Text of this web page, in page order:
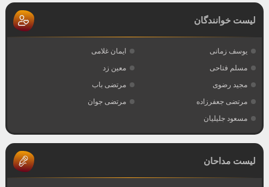
لیست خوانندگان
یوسف زمانی
ایمان غلامی
مسلم فتاحی
معین زد
مجید رضوی
مرتضی باب
مرتضی جعفرزاده
مرتضی جوان
مسعود جلیلیان
لیست مداحان